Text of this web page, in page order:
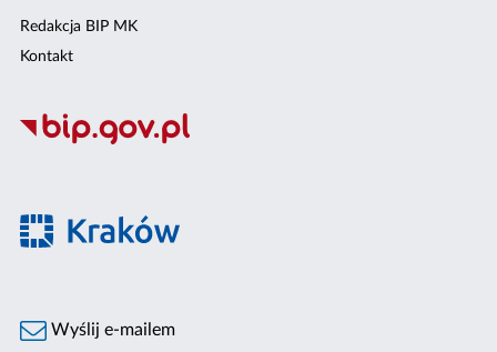
Redakcja BIP MK
Kontakt
Wyślij e-mailem